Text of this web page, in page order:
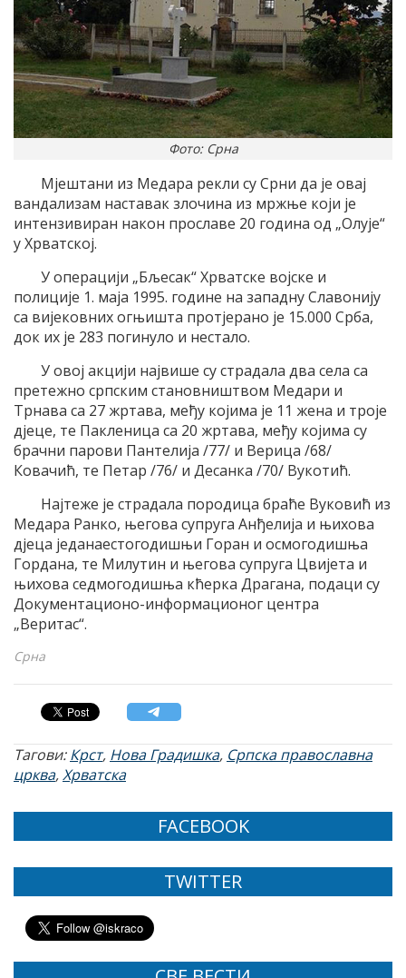
Фото: Срна
Мјештани из Медара рекли су Срни да је овај
вандализам наставак злочина из мржње који је
интензивиран након прославе 20 година од „Олује“
у Хрватској.
У операцији „Бљесак“ Хрватске војске и
полиције 1. маја 1995. године на западну Славонију
са вијековних огњишта протјерано је 15.000 Срба,
док их је 283 погинуло и нестало.
У овој акцији највише су страдала два села са
претежно српским становништвом Медари и
Трнава са 27 жртава, међу којима је 11 жена и троје
дјеце, те Пакленица са 20 жртава, међу којима су
брачни парови Пантелија /77/ и Верица /68/
Ковачић, те Петар /76/ и Десанка /70/ Вукотић.
Најтеже је страдала породица браће Вуковић из
Медара Ранко, његова супруга Анђелија и њихова
дјеца једанаестогодишњи Горан и осмогодишња
Гордана, те Милутин и његова супруга Цвијета и
њихова седмогодишња кћерка Драгана, подаци су
Документационо-информационог центра
„Веритас“.
Срна
Тагови:Крст, Нова Градишка, Српска православна
црква,Хрватска
FACEBOOK
TWITTER